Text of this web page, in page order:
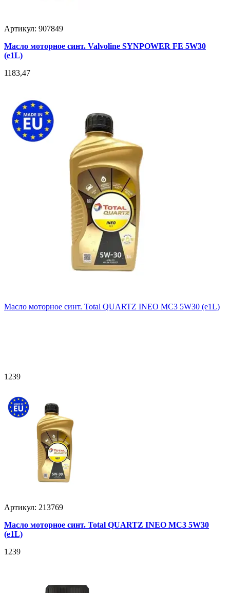
Артикул: 907849
Масло моторное синт. Valvoline SYNPOWER FE 5W30
(e1L)
1183,47
Масло моторное синт. Total QUARTZ INEO MC3 5W30 (e1L)
1239
Артикул: 213769
Масло моторное синт. Total QUARTZ INEO MC3 5W30
(e1L)
1239